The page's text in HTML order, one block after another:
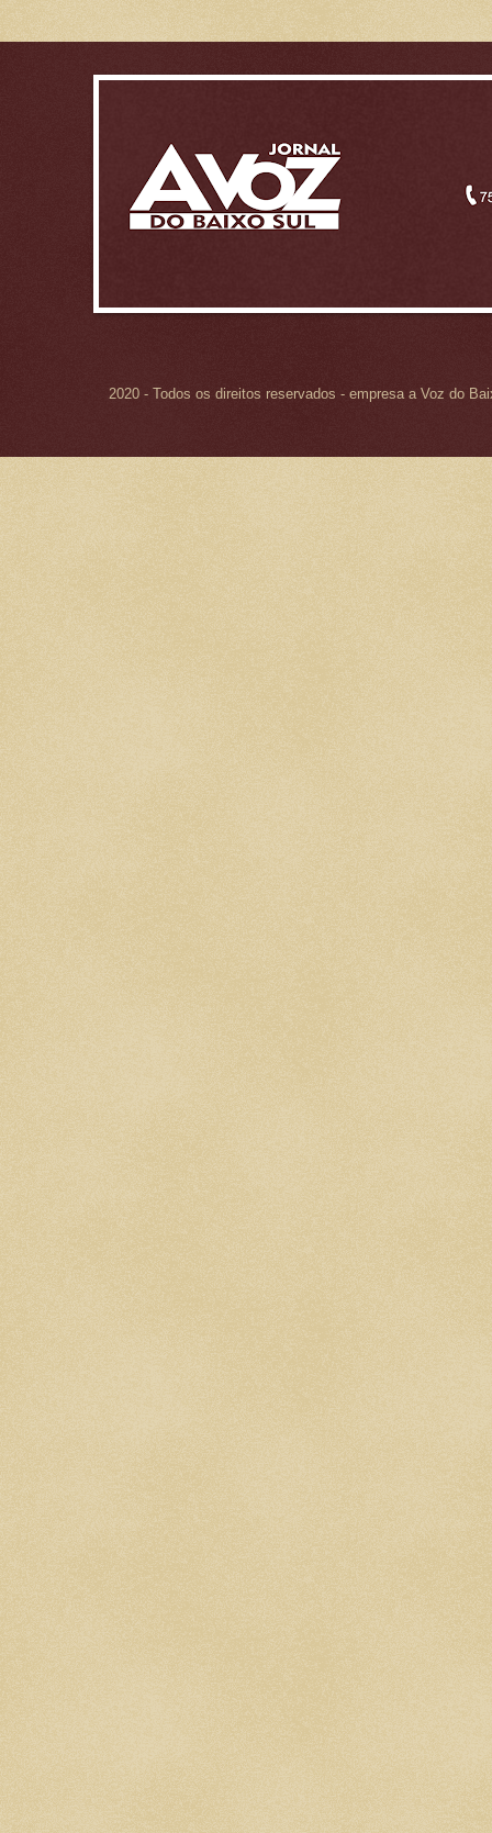
2020 - Todos os direitos reservados - empresa a Voz do